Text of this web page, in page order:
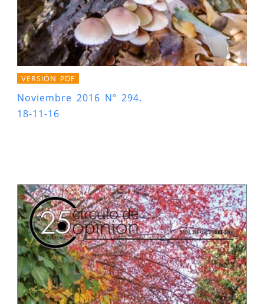
VERSIÓN PDF
Noviembre 2016 Nº 294.
18-11-16